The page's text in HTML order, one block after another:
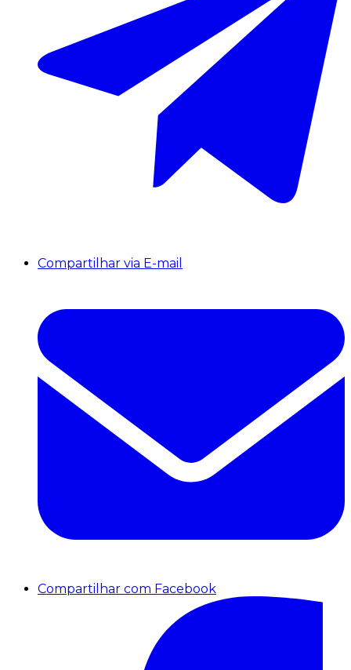
Compartilhar via E-mail
Compartilhar com Facebook